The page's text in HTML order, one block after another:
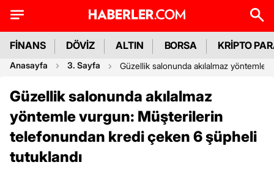
FİNANS DÖVİZ ALTIN BORSA KRİPTO
Anasayfa 3. Sayfa Güzellik salonunda akılalmaz
Güzellik salonunda akılalmaz
yöntemle vurgun: Müşterilerin
telefonundan kredi çeken 6 şüpheli
tutuklandı